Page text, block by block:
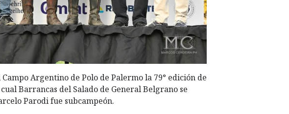
Argentino de Polo de Palermo la 79° edición de
Barrancas del Salado de General Belgrano se
Parodi fue subcampeón.